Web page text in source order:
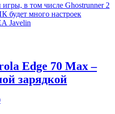
игры, в том числе Ghostrunner 2
будет много настроек
Javelin
Edge 70 Max –
зарядкой